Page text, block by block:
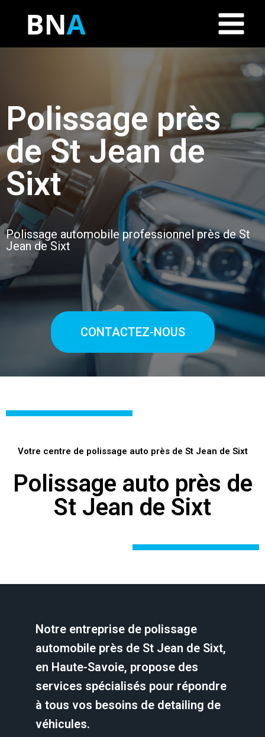
Polissage près
de St Jean de
Sixt
Polissage automobile professionnel près de St
Jean de Sixt
CONTACTEZ-NOUS
Votre centre de polissage auto près de St Jean de Sixt
Polissage auto près de
St Jean de Sixt
Notre entreprise de polissage
automobile près de St Jean de Sixt,
en Haute-Savoie, propose des
services spécialisés pour répondre
à tous vos besoins de detailing de
véhicules.